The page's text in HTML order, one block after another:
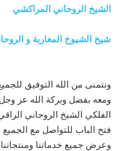
الشيخ الروحاني المراكشي
شيخ الشيوخ المغاربة و
ونتمنى من الله التوفيق
ومعه بفضل وبركة الله عز
الفلكي الشيخ الروحاني
فتح الباب للتواصل مع الجميع
وعرض جميع خدماتنا